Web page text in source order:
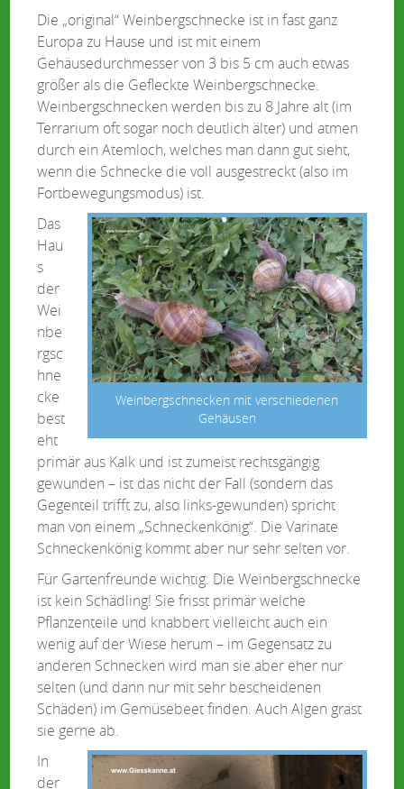
Die „original“ Weinbergschnecke ist in fast ganz
Europa zu Hause und ist mit einem
Gehäusedurchmesser von 3 bis 5 cm auch etwas
größer als die Gefleckte Weinbergschnecke.
Weinbergschnecken werden bis zu 8 Jahre alt (im
Terrarium oft sogar noch deutlich älter) und atmen
durch ein Atemloch, welches man dann gut sieht,
wenn die Schnecke die voll ausgestreckt (also im
Fortbewegungsmodus) ist.
Weinbergschnecken mit verschiedenen
Gehäusen
Das
Hau
s
der
Wei
nbe
rgsc
hne
cke
best
eht
primär aus Kalk und ist zumeist rechtsgängig
gewunden – ist das nicht der Fall (sondern das
Gegenteil trifft zu, also links-gewunden) spricht
man von einem „Schneckenkönig“. Die Varinate
Schneckenkönig kommt aber nur sehr selten vor.
Für Gartenfreunde wichtig: Die Weinbergschnecke
ist kein Schädling! Sie frisst primär welche
Pflanzenteile und knabbert vielleicht auch ein
wenig auf der Wiese herum – im Gegensatz zu
anderen Schnecken wird man sie aber eher nur
selten (und dann nur mit sehr bescheidenen
Schäden) im Gemüsebeet finden. Auch Algen grast
sie gerne ab.
In
der